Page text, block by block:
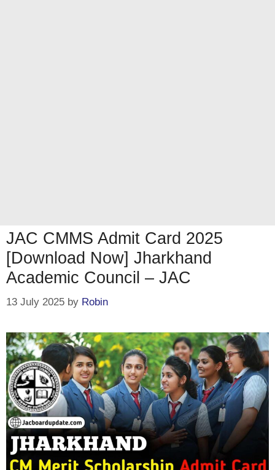
JAC CMMS Admit Card 2025
[Download Now] Jharkhand
Academic Council – JAC
13 July 2025 by Robin